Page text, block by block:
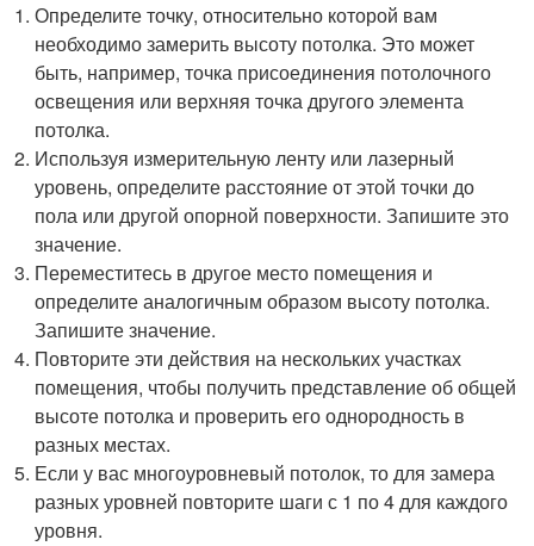
Определите точку, относительно которой вам
необходимо замерить высоту потолка. Это может
быть, например, точка присоединения потолочного
освещения или верхняя точка другого элемента
потолка.
Используя измерительную ленту или лазерный
уровень, определите расстояние от этой точки до
пола или другой опорной поверхности. Запишите это
значение.
Переместитесь в другое место помещения и
определите аналогичным образом высоту потолка.
Запишите значение.
Повторите эти действия на нескольких участках
помещения, чтобы получить представление об общей
высоте потолка и проверить его однородность в
разных местах.
Если у вас многоуровневый потолок, то для замера
разных уровней повторите шаги с 1 по 4 для каждого
уровня.